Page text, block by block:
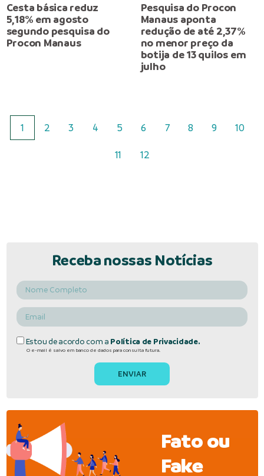
Cesta básica reduz
5,18% em agosto
segundo pesquisa do
Procon Manaus
Pesquisa do Procon
Manaus aponta
redução de até 2,37%
no menor preço da
botija de 13 quilos em
julho
1 2 3 4 5 6 7 8 9 10
11 12
Receba nossas Notícias
Estou de acordo com a Política de Privacidade.
O e-mail é salvo em banco de dados para consulta futura.
Fato ou
Fake